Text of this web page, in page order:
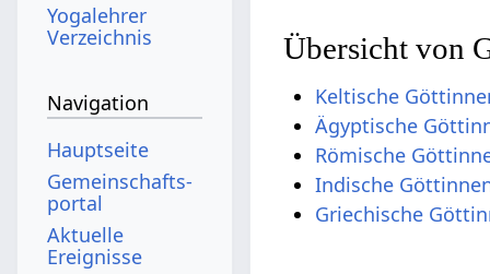
Übersicht von
Keltische
Ägyptische
Römische
Indische
Griechische
Yogalehrer
Verzeichnis
Navigation
Hauptseite
Gemeinschafts­
portal
Aktuelle
Ereignisse